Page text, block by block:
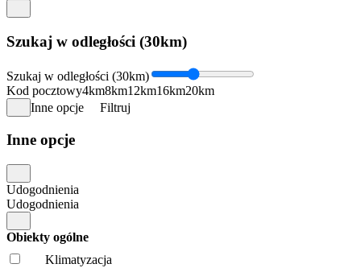
Szukaj w odległości (30km)
Szukaj w odległości (30km)
Kod pocztowy4km8km12km16km20km
Inne opcje
Filtruj
Inne opcje
Udogodnienia
Udogodnienia
Obiekty ogólne
Klimatyzacja